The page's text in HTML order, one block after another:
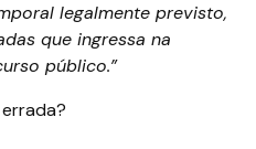
legalmente previsto,
que ingressa na
público.”